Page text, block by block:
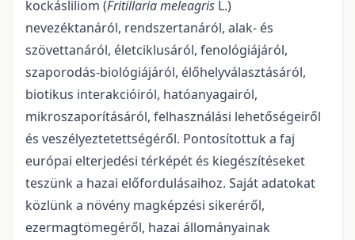
kockásliliom (Fritillaria meleagris L.)
nevezéktanáról, rendszertanáról, alak- és
szövettanáról, életciklusáról, fenológiájáról,
szaporodás-biológiájáról, élőhelyválasztásáról,
biotikus interakcióiról, hatóanyagairól,
mikroszaporításáról, felhasználási lehetőségeiről
és veszélyeztetettségéről. Pontosítottuk a faj
európai elterjedési térképét és kiegészítéseket
teszünk a hazai előfordulásaihoz. Saját adatokat
közlünk a növény magképzési sikeréről,
ezermagtömegéről, hazai állományainak